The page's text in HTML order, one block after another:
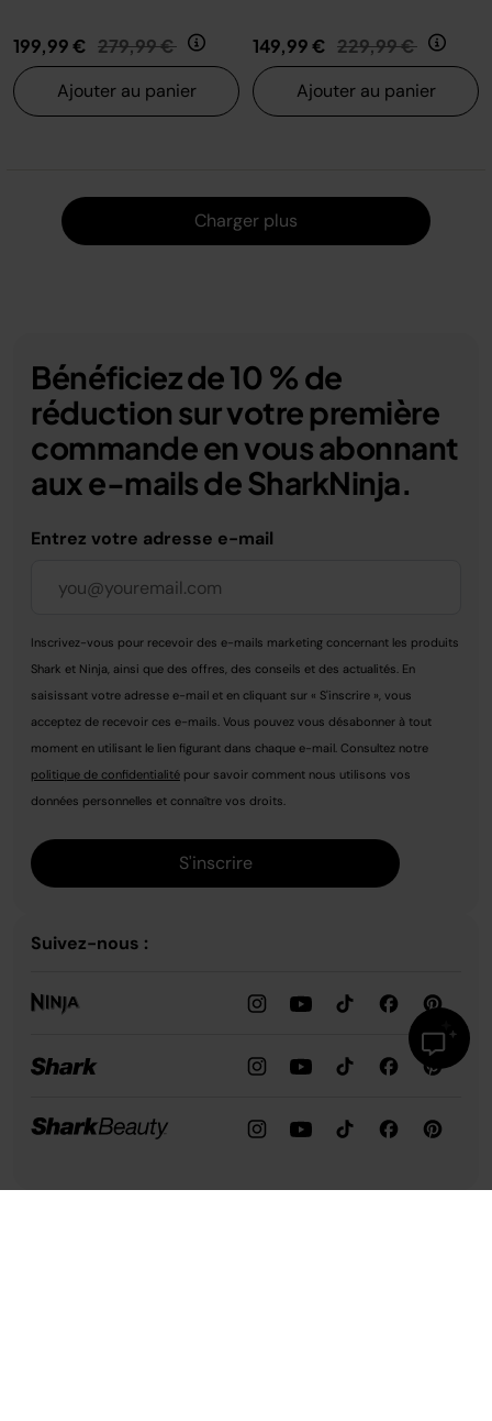
199,99 € Prix réduit de
279,99 € au
Ajouter au panier
149,99 € Prix réduit de
229,99 € au
Ajouter au panier
Charger plus
Bénéficiez de 10 % de
réduction sur votre première
commande en vous abonnant
aux e-mails de SharkNinja.
Entrez votre adresse e-mail
Inscrivez-vous pour recevoir des e-mails marketing concernant les produits
Shark et Ninja, ainsi que des offres, des conseils et des actualités. En
saisissant votre adresse e-mail et en cliquant sur « S'inscrire », vous
acceptez de recevoir ces e-mails. Vous pouvez vous désabonner à tout
moment en utilisant le lien figurant dans chaque e-mail. Consultez notre
politique de confidentialité pour savoir comment nous utilisons vos
données personnelles et connaître vos droits.
S'inscrire
Suivez-nous :